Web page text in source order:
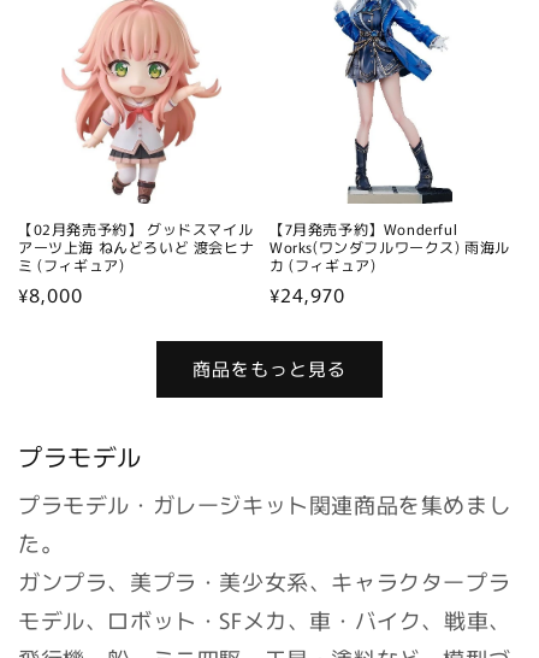
【02月発売予約】 グッドスマイル
アーツ上海 ねんどろいど 渡会ヒナ
ミ (フィギュア)
通
¥8,000
【7月発売予約】Wonderful
Works(ワンダフルワークス) 雨海ル
カ (フィギュア)
通
格
¥24,970
商品をもっと見る
プラモデル
プラモデル・ガレージキット関連商品を集めまし
た。
ガンプラ、美プラ・美少女系、キャラクタープラ
モデル、ロボット・SFメカ、車・バイク、戦車、